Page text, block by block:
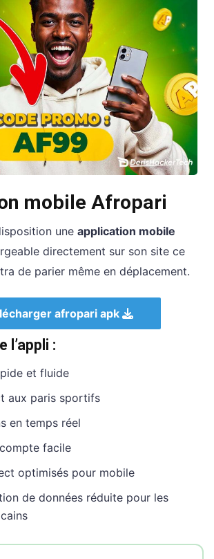
mobile Afropari
une application mobile
directement sur son site ce
de parier même en déplacement.
afropari apk
l’appli :
et fluide
aux paris sportifs
en temps réel
facile
optimisés pour mobile
de données réduite pour les